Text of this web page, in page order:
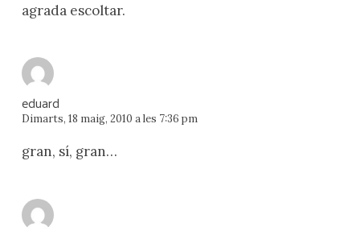
agrada escoltar.
eduard
Dimarts, 18 maig, 2010 a les 7:36 pm
gran, sí, gran…